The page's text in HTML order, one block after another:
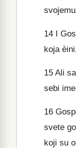
14 I
koja
15 Ali
sebi
16
svete
koji su